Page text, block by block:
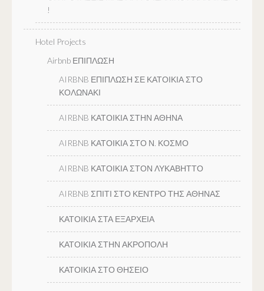
!
Hotel Projects
Airbnb ΕΠΙΠΛΩΣΗ
AIRBNB ΕΠΙΠΛΩΣΗ ΣΕ ΚΑΤΟΙΚΙΑ ΣΤΟ
ΚΟΛΩΝΑΚΙ
AIRBNB ΚΑΤΟΙΚΙΑ ΣΤΗΝ ΑΘΗΝΑ
AIRBNB ΚΑΤΟΙΚΙΑ ΣΤΟ Ν. ΚΟΣΜΟ
AIRBNB ΚΑΤΟΙΚΙΑ ΣΤΟΝ ΛΥΚΑΒΗΤΤΟ
AIRBNB ΣΠΙΤΙ ΣΤΟ ΚΕΝΤΡΟ ΤΗΣ ΑΘΗΝΑΣ
ΚΑΤΟΙΚΙΑ ΣΤΑ ΕΞΑΡΧΕΙΑ
ΚΑΤΟΙΚΙΑ ΣΤΗΝ ΑΚΡΟΠΟΛΗ
ΚΑΤΟΙΚΙΑ ΣΤΟ ΘΗΣΕΙΟ